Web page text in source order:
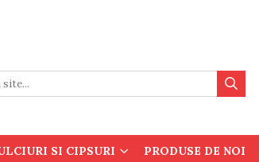
SI CIPSURI PRODUSE DE NOI